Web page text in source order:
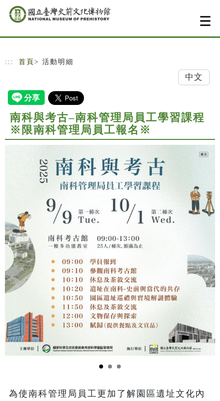
跳到主要內容
網站導覽
::: 首頁 > 活動明細
中文
南科與考古–南科管理局員工學習課程
※限南科管理局員工報名※
為使南科管理局員工更加了解園區遺址文化內